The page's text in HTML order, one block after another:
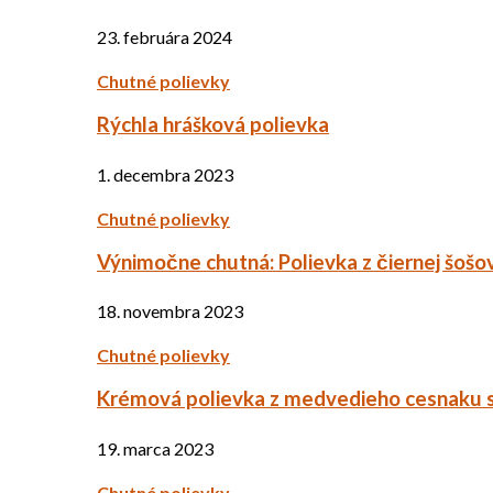
23. februára 2024
Chutné polievky
Rýchla hrášková polievka
1. decembra 2023
Chutné polievky
Výnimočne chutná: Polievka z čiernej
18. novembra 2023
Chutné polievky
Krémová polievka z medvedieho cesnaku
19. marca 2023